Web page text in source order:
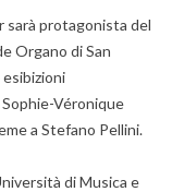
sarà protagonista del
Organo di San
Véronique
a Stefano Pellini.
di Musica e